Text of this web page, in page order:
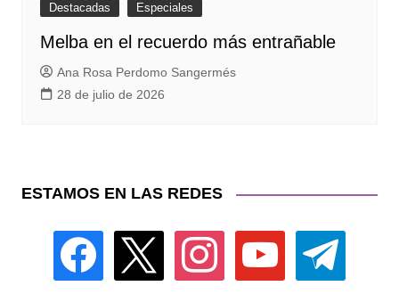
Destacadas Especiales
Melba en el recuerdo más entrañable
Ana Rosa Perdomo Sangermés
28 de julio de 2026
ESTAMOS EN LAS REDES
facebook instagram youtube telegram